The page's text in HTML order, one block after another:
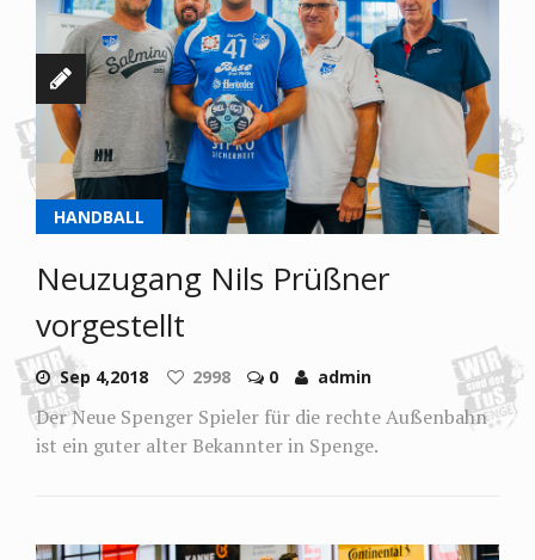
HANDBALL
Neuzugang Nils Prüßner
vorgestellt
Sep 4,2018 2998 0 admin
Der Neue Spenger Spieler für die rechte Außenbahn
ist ein guter alter Bekannter in Spenge.